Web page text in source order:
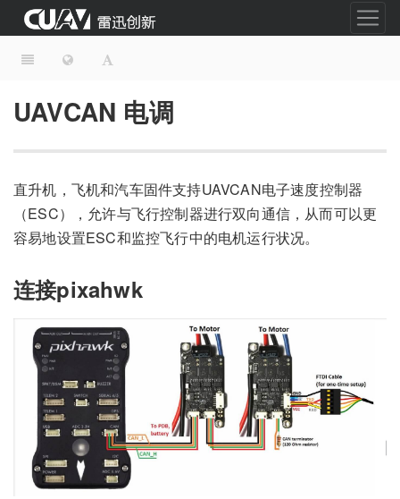
UAVCAN 电调
直升机，飞机和汽车固件支持UAVCAN电子速度控制器
（ESC），允许与飞行控制器进行双向通信，从而可以更
容易地设置ESC和监控飞行中的电机运行状况。
连接pixahwk